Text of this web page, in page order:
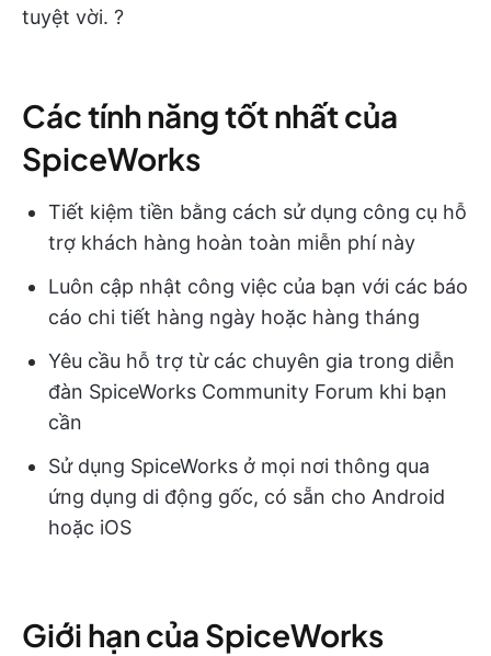
tuyệt vời. ?
Các tính năng tốt nhất của
SpiceWorks
Tiết kiệm tiền bằng cách sử dụng công cụ hỗ
trợ khách hàng hoàn toàn miễn phí này
Luôn cập nhật công việc của bạn với các báo
cáo chi tiết hàng ngày hoặc hàng tháng
Yêu cầu hỗ trợ từ các chuyên gia trong diễn
đàn SpiceWorks Community Forum khi bạn
cần
Sử dụng SpiceWorks ở mọi nơi thông qua
ứng dụng di động gốc, có sẵn cho Android
hoặc iOS
Giới hạn của SpiceWorks